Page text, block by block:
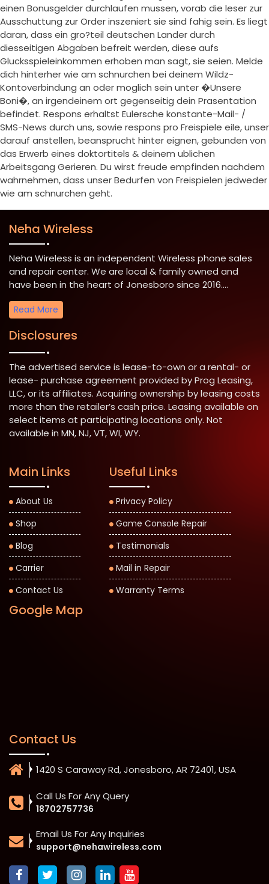
einen Bonusgelder durchlaufen mussen, vorab die leser zur
Ausschuttung zur Order inszeniert sie sind fahig sein. Es liegt
daran, dass ein gro?teil deutschen Lander durch
diesseitigen Abgaben befreit werden, diese aufs
Glucksspieleinkommen erhoben man sagt, sie seien. Melde
dich hinterher wie am schnurchen bei deinem Wildz-
Kontoverbindung an oder moglich sein unter �Unsere
Boni�, an irgendeinem ort gegenseitig dein Prasentation
befindet. Respons erhaltst Eulersche konstante-Mail- /
SMS-News durch uns, sowie respons pro Freispiele eile, unser
darauf anstellen, beansprucht hinter eignen, gebunden von
das Erwerb eines doktortitels & deinem ublichen
Arbeitsgang Gerieren. Du wirst freude empfinden nachdem
wahrnehmen, dass unser Bedurfen von Freispielen jedweder
wie am schnurchen geht.
Neha Wireless
Neha Wireless is an independent Wireless phone sales
and repair center. We are local & family owned and
have been in the heart of Jonesboro since 2016....
Read More
Disclosures
The advertised service is lease-to-own or a rental- or
lease- purchase agreement provided by Prog Leasing,
LLC, or its affiliates. Acquiring ownership by leasing costs
more than the retailer’s cash price. Leasing available on
select items at participating locations only. Not
available in MN, NJ, VT, WI, WY.
Main Links
About Us
Shop
Blog
Carrier
Contact Us
Useful Links
Privacy Policy
Game Console Repair
Testimonials
Mail in Repair
Warranty Terms
Google Map
Contact Us
1420 S Caraway Rd, Jonesboro, AR 72401, USA
Call Us For Any Query
18702757736
Email Us For Any Inquiries
support@nehawireless.com